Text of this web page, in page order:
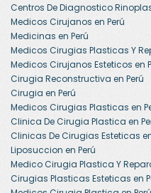
Centros De Diagnostico
Medicos Cirujanos en Perú
Medicinas en Perú
Medicos Cirugias Plasticas Y
Medicos Cirujanos Esteticos en
Cirugia Reconstructiva en Perú
Cirugia en Perú
Medicos Cirugias Plasticas en
Clinica De Cirugia Plastica en
Clinicas De Cirugias Esteticas
Liposuccion en Perú
Medico Cirugia Plastica Y
Cirugias Plasticas Esteticas en